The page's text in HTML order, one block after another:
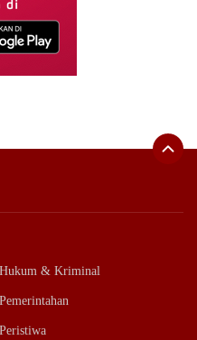
Hukum & Kriminal
Pemerintahan
Peristiwa